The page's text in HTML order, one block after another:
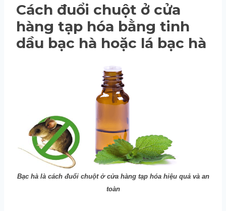
Cách đuổi chuột ở cửa
hàng tạp hóa bằng tinh
dầu bạc hà hoặc lá bạc hà
Bạc hà là cách đuổi chuột ở cửa hàng tạp hóa hiệu quả và an
toàn